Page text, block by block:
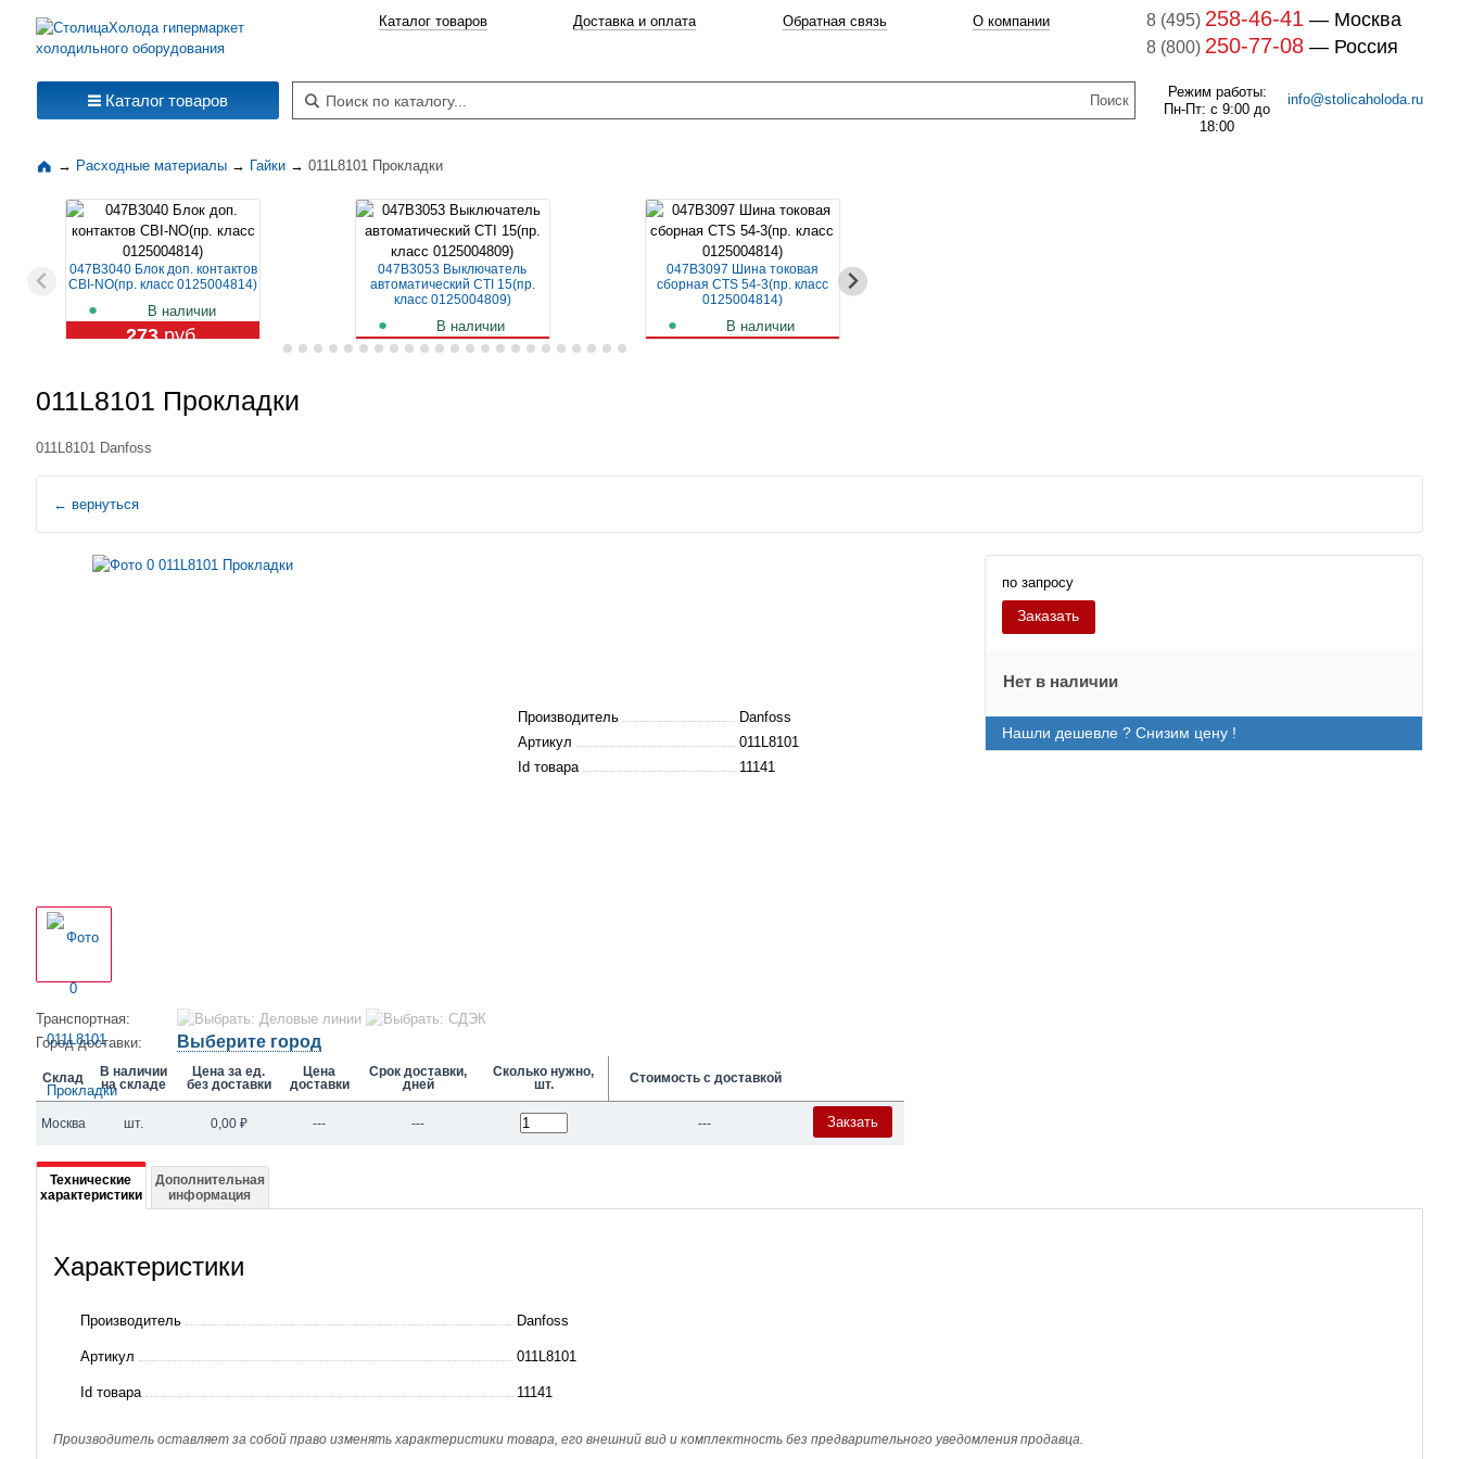
Каталог товаров Доставка и оплата Обратная связь О компании
Поиск по каталогу
8 (495) 258-46-41 — Москва
8 (800) 250-77-08 — Россия
Режим работы:
Пн-Пт: с 9:00 до
18:00
info@stolicaholoda.ru
Каталог товаров
→ Расходные материалы → Гайки → 011L8101 Прокладки
047B3040 Блок доп. контактов
CBI-NO(пр. класс 0125004814)
В наличии
273руб.
047B3053 Выключатель
автоматический CTI 15(пр.
класс 0125004809)
В наличии
1 129 руб.
047B3097 Шина токовая
сборная CTS 54-3(пр. класс
0125004814)
В наличии
011L8101 Прокладки
011L8101 Danfoss
← вернуться
Производитель
Danfoss
Артикул
011L8101
Id товара
11141
по запросу
Заказать
Нет в наличии
Нашли дешевле ? Снизим цену !
Транспортная:
Город доставки:
Выберите город
Склад
В наличии
на складе
Цена за ед.
без доставки
Цена
доставки
Срок доставки,
дней
Сколько нужно,
шт.
Стоимость с доставкой
Москва шт. 0,00 ₽ --- --- --- Закзать
Подробная
информация
011L8101
Технические
характеристики
Дополнительная
информация
Характеристики
Производитель Danfoss
Артикул 011L8101
Id товара 11141
Производитель оставляет за собой право изменять характеристики товара, его внешний вид и комплектность без предварительного уведомления продавца.